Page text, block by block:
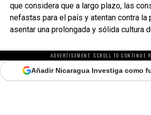
que considera que a largo plazo, las
nefastas para el país y atentan contra
asentar una prolongada y sólida cultura
ADVERTISEMENT. SCROLL TO CONTINUE
Añadir Nicaragua Investiga como